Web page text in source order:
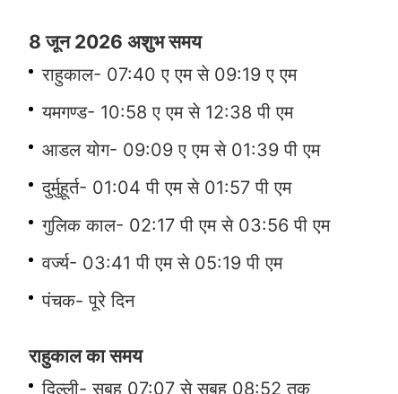
8 जून 2026 अशुभ समय
राहुकाल- 07:40 ए एम से 09:19 ए एम
यमगण्ड- 10:58 ए एम से 12:38 पी एम
आडल योग- 09:09 ए एम से 01:39 पी एम
दुर्मुहूर्त- 01:04 पी एम से 01:57 पी एम
गुलिक काल- 02:17 पी एम से 03:56 पी एम
वर्ज्य- 03:41 पी एम से 05:19 पी एम
पंचक- पूरे दिन
राहुकाल का समय
दिल्ली- सुबह 07:07 से सुबह 08:52 तक